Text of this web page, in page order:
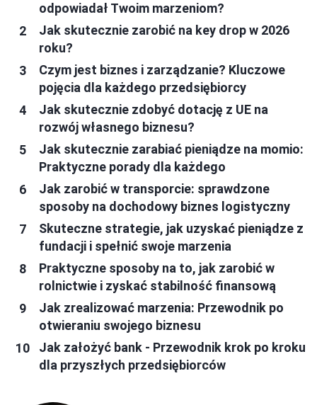
odpowiadał Twoim marzeniom?
Jak skutecznie zarobić na key drop w 2026
roku?
Czym jest biznes i zarządzanie? Kluczowe
pojęcia dla każdego przedsiębiorcy
Jak skutecznie zdobyć dotację z UE na
rozwój własnego biznesu?
Jak skutecznie zarabiać pieniądze na momio:
Praktyczne porady dla każdego
Jak zarobić w transporcie: sprawdzone
sposoby na dochodowy biznes logistyczny
Skuteczne strategie, jak uzyskać pieniądze z
fundacji i spełnić swoje marzenia
Praktyczne sposoby na to, jak zarobić w
rolnictwie i zyskać stabilność finansową
Jak zrealizować marzenia: Przewodnik po
otwieraniu swojego biznesu
Jak założyć bank - Przewodnik krok po kroku
dla przyszłych przedsiębiorców